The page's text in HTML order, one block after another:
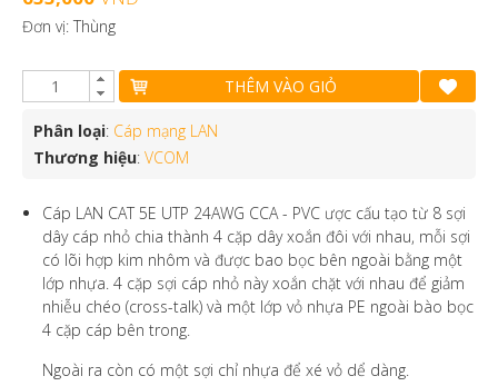
Đơn vị: Thùng
THÊM VÀO GIỎ
Phân loại: Cáp mạng LAN
Thương hiệu: VCOM
Cáp LAN CAT 5E UTP 24AWG CCA - PVC ược cấu tạo từ 8 sợi
dây cáp nhỏ chia thành 4 cặp dây xoắn đôi với nhau, mỗi sợi
có lõi hợp kim nhôm và được bao bọc bên ngoài bằng một
lớp nhựa. 4 cặp sợi cáp nhỏ này xoắn chặt với nhau để giảm
nhiễu chéo (cross-talk) và một lớp vỏ nhựa PE ngoài bào bọc
4 cặp cáp bên trong.
Ngoài ra còn có một sợi chỉ nhựa để xé vỏ dể dàng.